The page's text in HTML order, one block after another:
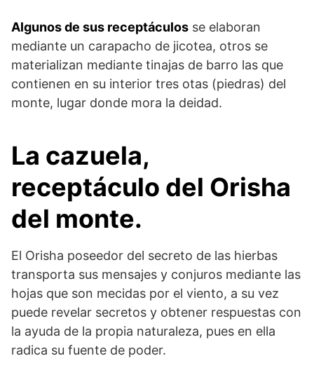
Algunos de sus receptáculos se elaboran
mediante un carapacho de jicotea, otros se
materializan mediante tinajas de barro las que
contienen en su interior tres otas (piedras) del
monte, lugar donde mora la deidad.
La cazuela,
receptáculo del Orisha
del monte.
El Orisha poseedor del secreto de las hierbas
transporta sus mensajes y conjuros mediante las
hojas que son mecidas por el viento, a su vez
puede revelar secretos y obtener respuestas con
la ayuda de la propia naturaleza, pues en ella
radica su fuente de poder.